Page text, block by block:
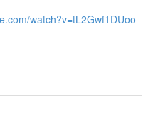
watch?v=tL2Gwf1DUoo